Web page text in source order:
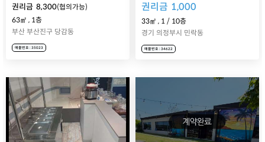
권리금 8,300(협의가능)
63㎡ , 1층
부산 부산진구 당감동
매물번호 : 35023
권리금 1,000
33㎡ , 1 / 10층
경기 의정부시 민락동
매물번호 : 34622